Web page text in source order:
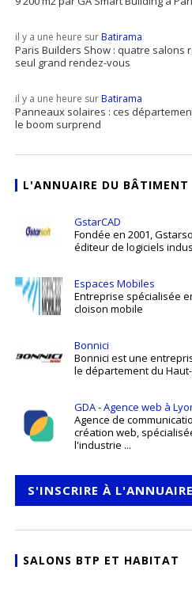
il y a une heure surBatirama
Paris Builders Show : quatre salons
seul grand rendez-vous
il y a une heure surBatirama
Panneaux solaires : ces
le boom surprend
L'ANNUAIRE DU BÂTIMENT
GstarCAD
Fondée en 2001,
éditeur de logiciels
Espaces Mobiles
Entreprise spécialisée
cloison mobile
Bonnici
Bonnici est une
le département du Haut-
GDA - Agence web à
Agence de
création web,
l'industrie ...
S'INSCRIRE À L'ANNUAIRE
SALONS BTP ET HABITAT